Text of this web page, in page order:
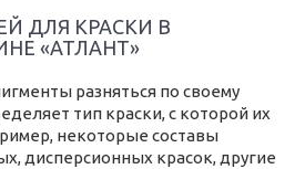
ДЛЯ КРАСКИ В
«АТЛАНТ»
разняться по своему
тип краски, с которой их
некоторые составы
дисперсионных красок, другие